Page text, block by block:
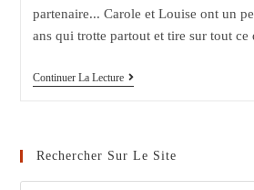
partenaire... Carole et Louise ont un
ans qui trotte partout et tire sur tout
Continuer La LectureL’éducation
Méthode,
Méthode
Rechercher Sur Le Site